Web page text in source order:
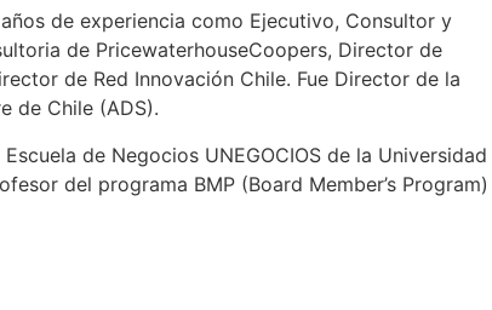
de experiencia como Ejecutivo, Consultor y
de PricewaterhouseCoopers, Director de
de Red Innovación Chile. Fue Director de la
de Chile (ADS).
de Negocios UNEGOCIOS de la Universidad
del programa BMP (Board Member’s Program)